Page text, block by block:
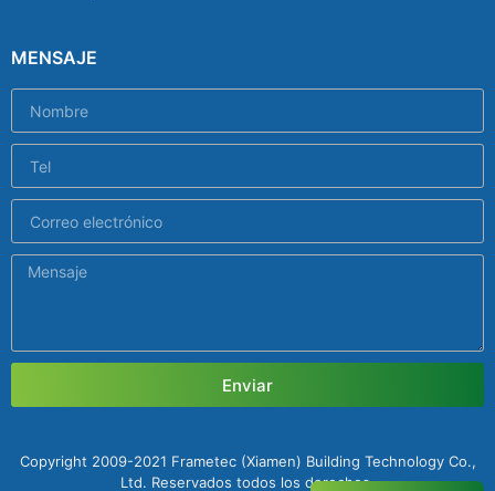
MENSAJE
Enviar
Copyright 2009-2021 Frametec (Xiamen) Building Technology Co.,
Ltd. Reservados todos los derechos.